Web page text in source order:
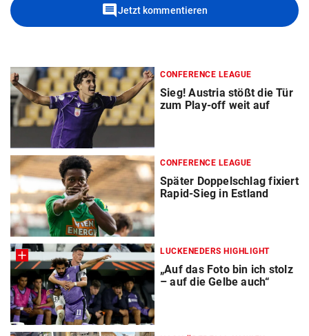
commentJetzt kommentieren
CONFERENCE LEAGUE
Sieg! Austria stößt die Tür
zum Play-off weit auf
CONFERENCE LEAGUE
Später Doppelschlag fixiert
Rapid-Sieg in Estland
LUCKENEDERS HIGHLIGHT
„Auf das Foto bin ich stolz
– auf die Gelbe auch“